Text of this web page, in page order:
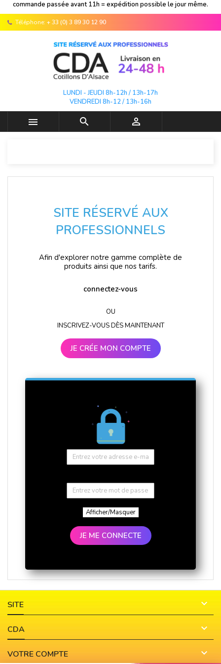
commande passée avant 11h = expédition possible le jour même.
Téléphone: + 33 (0) 3 89 30 12 90
LUNDI - JEUDI 8h-12h / 13h-17h
VENDREDI 8h-12 / 13h-16h
  
SITE RÉSERVÉ AUX
PROFESSIONNELS
Afin d'explorer notre gamme complète de
produits ainsi que nos tarifs.
connectez-vous
OU
INSCRIVEZ-VOUS DÈS MAINTENANT
JE CRÉE MON COMPTE
Afficher/Masquer
JE ME CONNECTE
SITE 
CDA 
VOTRE COMPTE 